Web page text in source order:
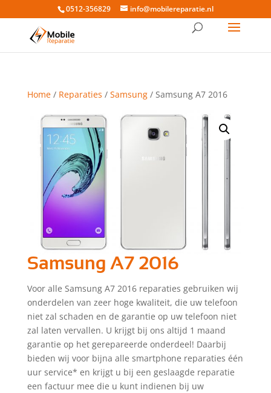
0512-356829 info@mobilereparatie.nl
Home/ Reparaties / Samsung/ Samsung A7 2016
Samsung A7 2016
Voor alle Samsung A7 2016 reparaties gebruiken wij
onderdelen van zeer hoge kwaliteit, die uw telefoon
niet zal schaden en de garantie op uw telefoon niet
zal laten vervallen. U krijgt bij ons altijd 1 maand
garantie op het gerepareerde onderdeel! Daarbij
bieden wij voor bijna alle smartphone reparaties één
uur service* en krijgt u bij een geslaagde reparatie
een factuur mee die u kunt indienen bij uw